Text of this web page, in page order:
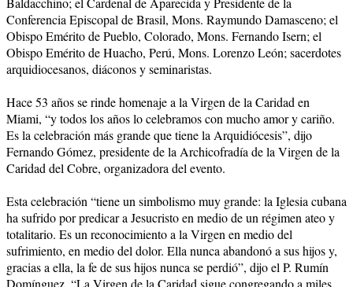
Conferencia Episcopal de Brasil, Mons. Raymundo Damasceno; el
Obispo Emérito de Pueblo, Colorado, Mons. Fernando Isern; el
Obispo Emérito de Huacho, Perú, Mons. Lorenzo León; sacerdotes
arquidiocesanos, diáconos y seminaristas.
Hace 53 años se rinde homenaje a la Virgen de la Caridad en
Miami, “y todos los años lo celebramos con mucho amor y cariño.
Es la celebración más grande que tiene la Arquidiócesis”, dijo
Fernando Gómez, presidente de la Archicofradía de la Virgen de la
Caridad del Cobre, organizadora del evento.
Esta celebración “tiene un simbolismo muy grande: la Iglesia cubana
ha sufrido por predicar a Jesucristo en medio de un régimen ateo y
totalitario. Es un reconocimiento a la Virgen en medio del
sufrimiento, en medio del dolor. Ella nunca abandonó a sus hijos y,
gracias a ella, la fe de sus hijos nunca se perdió”, dijo el P. Rumín
Domínguez. “La Virgen de la Caridad sigue congregando a miles